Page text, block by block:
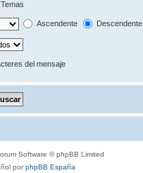
Temas
Ascendente Descendente
del mensaje
Software © phpBB Limited
porphpBB España